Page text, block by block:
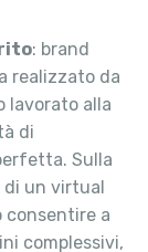
: brand
realizzato da
lavorato alla
di
Sulla
di un virtual
consentire a
complessivi,